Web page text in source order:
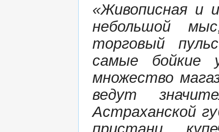
«Живописная и
небольшой
торговый
самые бойкие
множество
ведут
Астраханской